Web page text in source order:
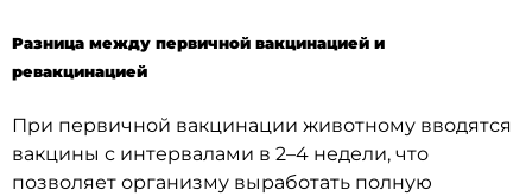
Разница между первичной вакцинацией и
ревакцинацией
При первичной вакцинации животному вводятся
вакцины с интервалами в 2–4 недели, что
позволяет организму выработать полную